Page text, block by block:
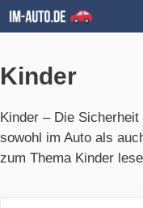
Zum
Inhalt
Kinder
Kinder – Die
sowohl im Auto als
zum Thema Kinder